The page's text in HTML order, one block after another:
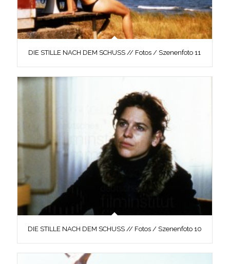
DIE STILLE NACH DEM SCHUSS // Fotos / Szenenfoto 11
DIE STILLE NACH DEM SCHUSS // Fotos / Szenenfoto 10